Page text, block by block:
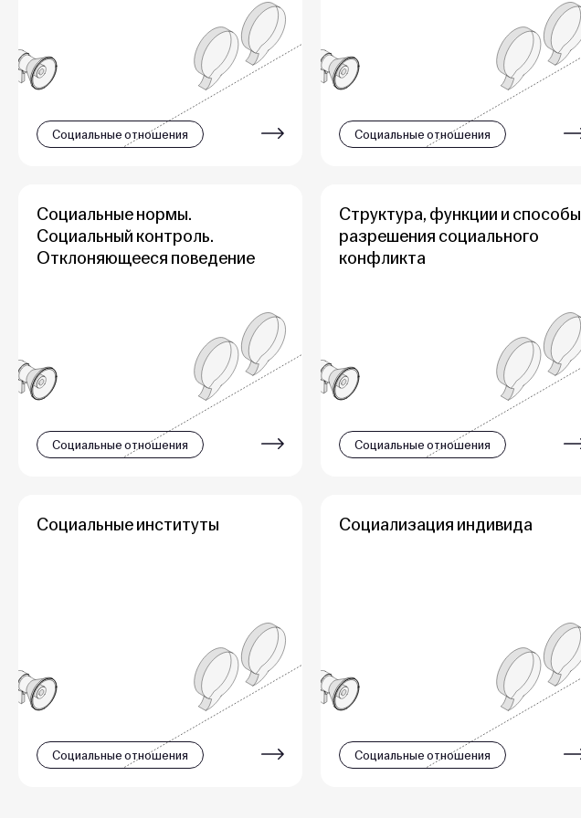
Социальные отношения Социальные отношения
Социальные нормы.
Социальный контроль.
Отклоняющееся поведение
Социальные отношения
Структура, функции и способы
разрешения социального
конфликта
Социальные отношения
Социальные институты
Социальные отношения
Социализация индивида
Социальные отношения